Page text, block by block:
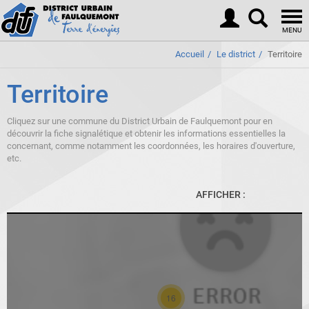
MENU
Accueil Le district Territoire
Territoire
Cliquez sur une commune du District Urbain de Faulquemont pour en
découvrir la fiche signalétique et obtenir les informations essentielles la
concernant, comme notamment les coordonnées, les horaires d'ouverture,
etc.
AFFICHER :
16